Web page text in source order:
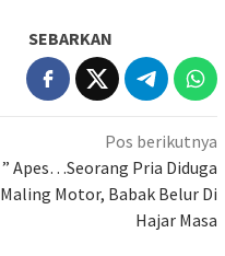
SEBARKAN
Pos berikutnya
” Apes…Seorang Pria Diduga
Maling Motor, Babak Belur Di
Hajar Masa